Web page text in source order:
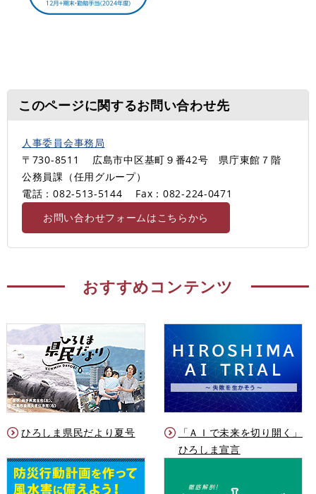
このページに関するお問い合わせ先
人事委員会事務局
〒730-8511
広島市中区基町９番42号 県庁東館７階
公務員課（任用グループ）
電話：082-513-5144
Fax：082-224-0471
お問い合わせフォームはこちらから
おすすめコンテンツ
ひろしま県民だより夏号
「ＡＩで未来を切り開く」
ひろしま宣言